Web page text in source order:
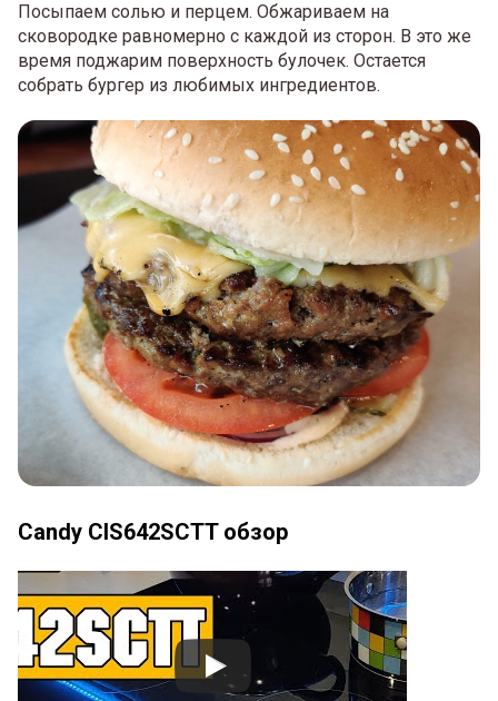
Посыпаем солью и перцем. Обжариваем на
сковородке равномерно с каждой из сторон. В это же
время поджарим поверхность булочек. Остается
собрать бургер из любимых ингредиентов.
Candy CIS642SCTT обзор